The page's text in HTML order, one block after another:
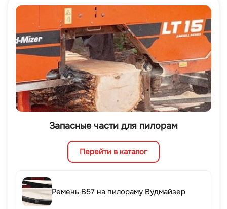
Запасные части для пилорам
Перейти в каталог
Ремень B57 на пилораму Вудмайзер